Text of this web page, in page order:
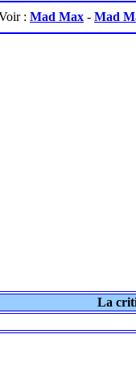
: Mad Max - Mad
La